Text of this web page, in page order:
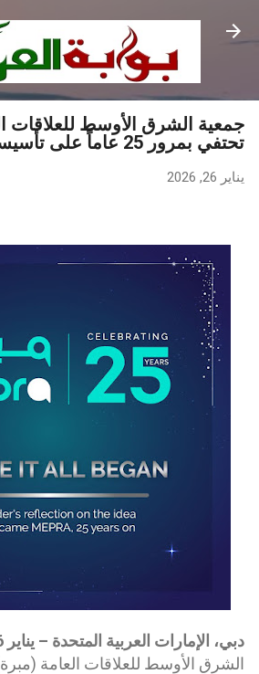
التخطي إلى المحتوى
جمعية الشرق الأوسط للعلاقات
تحتفي بمرور 25 عاماً على تأسيسها
يناير 26, 2026
دبي، الإمارات العربية المتحدة – يناير 2026
الشرق الأوسط للعلاقات العامة